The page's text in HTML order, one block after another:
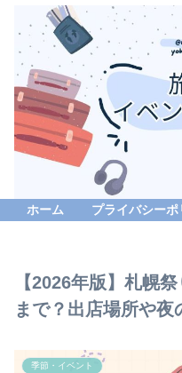
ホーム プライバシーポ
【2026年版】札幌
まで？出店場所や
季節・イベント